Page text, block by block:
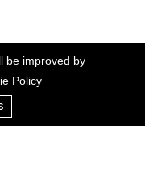
Reserved.
Danh sách
yêu thích
be improved by
Policy